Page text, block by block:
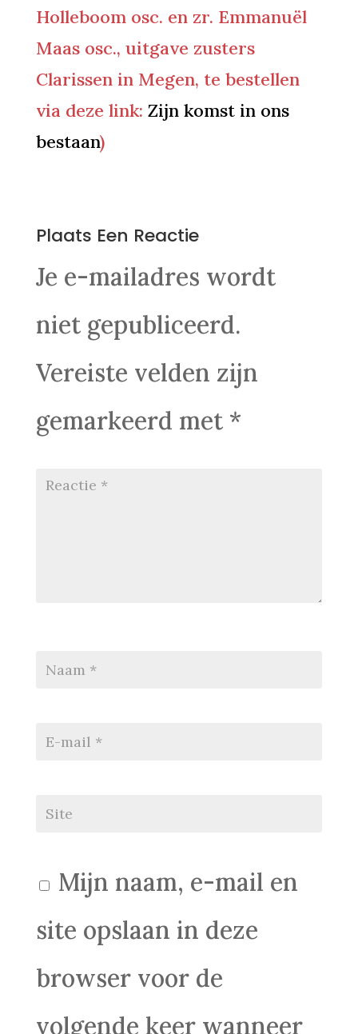
Holleboom osc. en zr. Emmanuël
Maas osc., uitgave zusters
Clarissen in Megen, te bestellen
via deze link: Zijn komst in ons
bestaan)
Plaats Een Reactie
Je e-mailadres wordt
niet gepubliceerd.
Vereiste velden zijn
gemarkeerd met *
Mijn naam, e-mail en
site opslaan in deze
browser voor de
volgende keer wanneer